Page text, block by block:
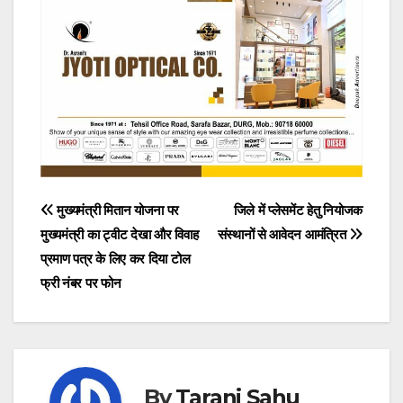
Post
navigation
जिले में प्लेसमेंट हेतु नियोजक
संस्थानों से आवेदन आमंत्रित
मुख्यमंत्री मितान योजना पर
मुख्यमंत्री का ट्वीट देखा और विवाह
प्रमाण पत्र के लिए कर दिया टोल
फ्री नंबर पर फोन
ByTarani Sahu